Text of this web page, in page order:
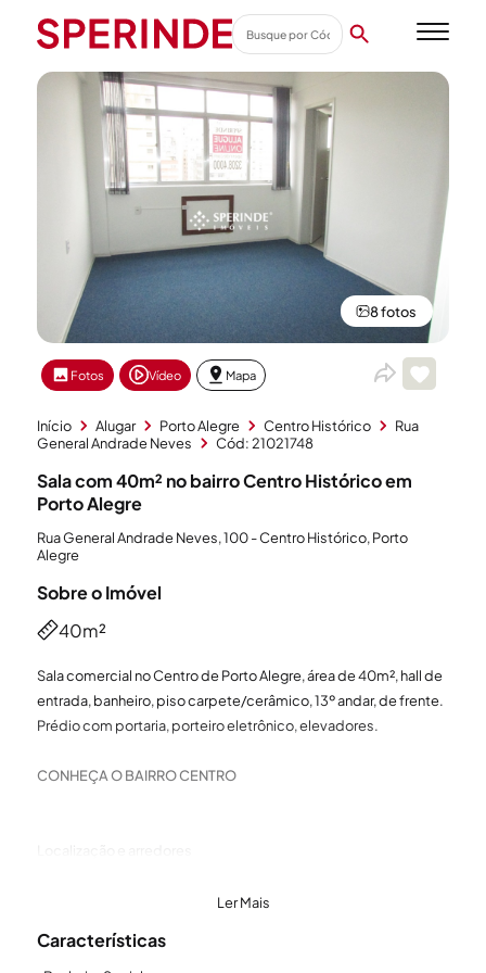
8 fotos
Fotos Vídeo Mapa
Início Alugar Porto Alegre Centro Histórico
Rua
General Andrade Neves
Cód: 21021748
Sala com 40m² no bairro Centro Histórico em
Porto Alegre
Rua General Andrade Neves, 100 - Centro Histórico, Porto
Alegre
Sobre o Imóvel
40m²
Sala comercial no Centro de Porto Alegre, área de 40m², hall de
entrada, banheiro, piso carpete/cerâmico, 13º andar, de frente.
Prédio com portaria, porteiro eletrônico, elevadores.
CONHEÇA O BAIRRO CENTRO
Floresta, Cidade Baixa, Independência e Praia de Belas e tem
Andradas, Rua Duque de Caxias, Rua Riachuelo.
Ler Mais
Características